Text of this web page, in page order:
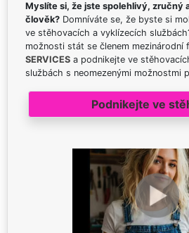
Myslíte si, že jste spolehlivý, zručný
člověk? Domníváte se, že byste si
ve stěhovacích a vyklízecích
možnosti stát se členem mezinárodní
SERVICES a podnikejte ve
službách s neomezenými možnostmi
Podnikejte ve